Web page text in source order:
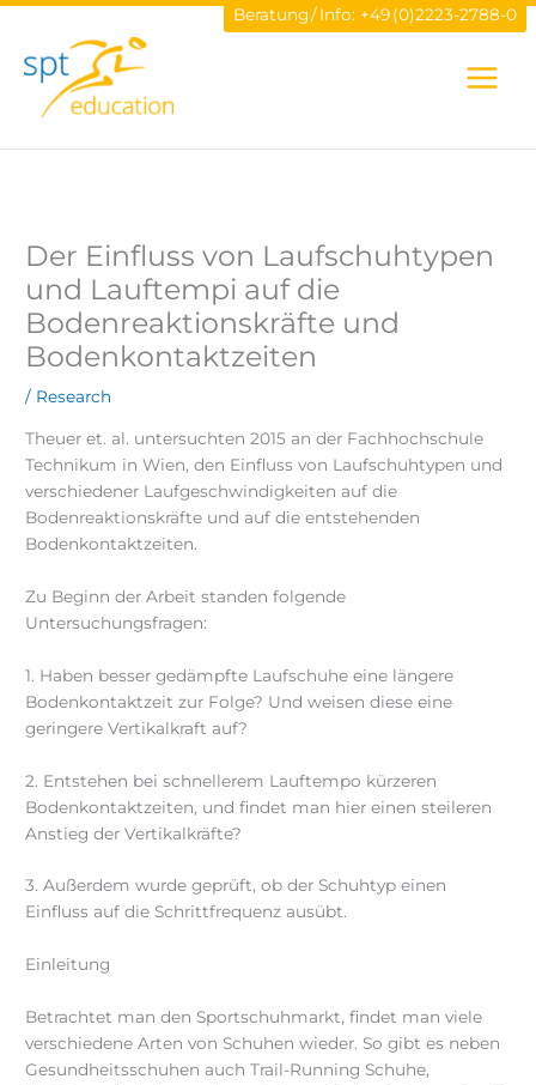
Zum
springen
Beratung / Info: +49 (0)2223-2788-0
Der Einfluss von Laufschuhtypen
und Lauftempi auf die
Bodenreaktionskräfte und
Bodenkontaktzeiten
/ Research
Theuer et. al. untersuchten 2015 an der Fachhochschule
Technikum in Wien, den Einfluss von Laufschuhtypen und
verschiedener Laufgeschwindigkeiten auf die
Bodenreaktionskräfte und auf die entstehenden
Bodenkontaktzeiten.
Zu Beginn der Arbeit standen folgende
Untersuchungsfragen:
1. Haben besser gedämpfte Laufschuhe eine längere
Bodenkontaktzeit zur Folge? Und weisen diese eine
geringere Vertikalkraft auf?
2. Entstehen bei schnellerem Lauftempo kürzeren
Bodenkontaktzeiten, und findet man hier einen steileren
Anstieg der Vertikalkräfte?
3. Außerdem wurde geprüft, ob der Schuhtyp einen
Einfluss auf die Schrittfrequenz ausübt.
Einleitung
Betrachtet man den Sportschuhmarkt, findet man viele
verschiedene Arten von Schuhen wieder. So gibt es neben
Gesundheitsschuhen auch Trail-Running Schuhe,